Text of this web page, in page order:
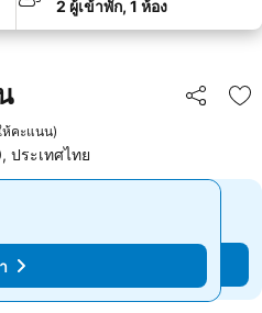
2 ผู้เข้าพัก, 1 ห้อง
แชร์
เ
ห้คะแนน)
ประเทศไทย
คา